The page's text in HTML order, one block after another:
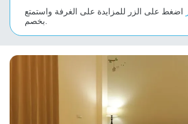
اضغط على الزر للمزايدة على الغرفة واستمتع